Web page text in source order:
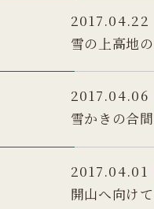
2017.04.22
雪の上高地
2017.04.06
雪かきの合
2017.04.01
開山へ向け